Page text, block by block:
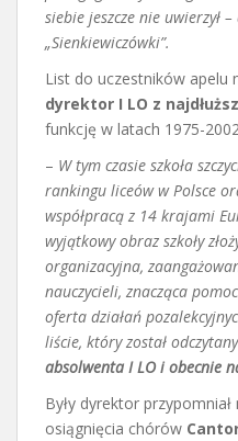
siebie jeszcze nie uwierzył
„Sienkiewiczówki”.
List do uczestników apelu
dyrektor I LO z
funkcję w latach 1975-
– W tym czasie szkoła
rankingu liceów w Polsce
współpracą z 14 krajami
wyjątkowy obraz szkoły
organizacyjna,
nauczycieli, znacząca
oferta działań
liście, który został
absolwenta I LO i obecnie
Były dyrektor
osiągnięcia chórów